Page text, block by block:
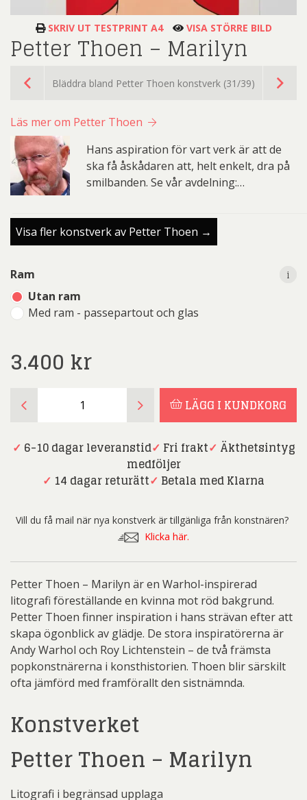
SKRIV UT TESTPRINT A4 VISA STÖRRE BILD
Petter Thoen – Marilyn
Bläddra bland Petter Thoen konstverk (31/39)
Läs mer om Petter Thoen
Hans aspiration för vart verk är att de
ska få åskådaren att, helt enkelt, dra på
smilbanden. Se vår avdelning:…
Visa fler konstverk av Petter Thoen →
Ram
Utan ram
Med ram - passepartout och glas
i
3.400 kr
i
Thoen
Marilyn
LÄGG I KUNDKORG
✓ 6-10 dagar leveranstid✓ Fri frakt✓ Äkthetsintyg
medföljer
✓ 14 dagar returätt✓ Betala med Klarna
Vill du få mail när nya konstverk är tillgänliga från konstnären?
Klicka här.
Petter Thoen – Marilyn är en Warhol-inspirerad
litografi föreställande en kvinna mot röd bakgrund.
Petter Thoen finner inspiration i hans strävan efter att
skapa ögonblick av glädje. De stora inspiratörerna är
Andy Warhol och Roy Lichtenstein – de två främsta
popkonstnärerna i konsthistorien. Thoen blir särskilt
ofta jämförd med framförallt den sistnämnda.
Konstverket
Petter Thoen – Marilyn
Litografi i begränsad upplaga